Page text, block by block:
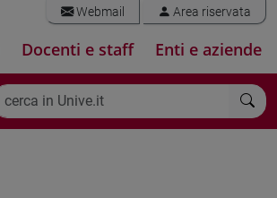
Webmail Area riservata
Docenti e staff Enti e aziende